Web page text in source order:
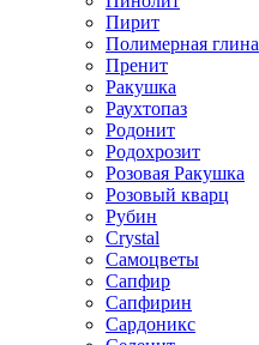
Пирит
Полимерная глина
Пренит
Ракушка
Раухтопаз
Родонит
Родохрозит
Розовая Ракушка
Розовый кварц
Рубин
Сrystal
Самоцветы
Сапфир
Сапфирин
Сардоникс